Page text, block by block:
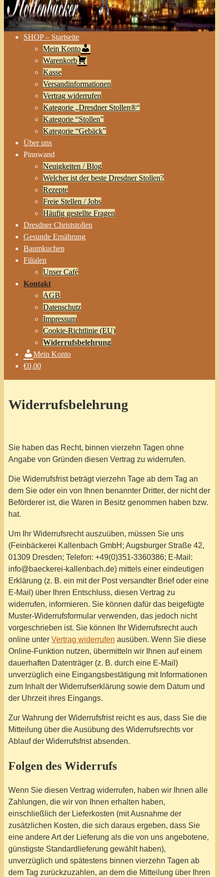
SHOP – Startseite
Mein Konto
Warenkorb
Kasse
Versandinformationen
Vertrag widerrufen
Kategorie „Dresdner Stollen®“
Kategorie “Stollen”
Kategorie “Gebäck”
Über uns
Pinnwand
Neuigkeiten / Blog
Welcher ist der beste Dresdner Stollen?
Rezepte
Freie Stellen / Jobs
Häufig gestellte Fragen
Dresdner Christstollen
Gesunde Ernährung
Baumkuchen
Filialen
Unser Café
Kontakt
AGB
Datenschutz
Impressum
Cookie-Richtlinie (EU)
Widerrufsbelehrung
Mein Konto
€0,00
Widerrufsbelehrung
Sie haben das Recht, binnen vierzehn Tagen ohne
Angabe von Gründen diesen Vertrag zu widerrufen.
Die Widerrufsfrist beträgt vierzehn Tage ab dem Tag an
dem Sie oder ein von Ihnen benannter Dritter, der nicht der
Beförderer ist, die Waren in Besitz genommen haben bzw.
hat.
Um Ihr Widerrufsrecht auszuüben, müssen Sie uns
(Feinbäckerei Kallenbach GmbH; Augsburger Straße 42,
01309 Dresden; Telefon: +49(0)351-3360386; E-Mail:
info@baeckerei-kallenbach.de) mittels einer eindeutigen
Erklärung (z. B. ein mit der Post versandter Brief oder eine
E-Mail) über Ihren Entschluss, diesen Vertrag zu
widerrufen, informieren. Sie können dafür das beigefügte
Muster-Widerrufsformular verwenden, das jedoch nicht
vorgeschrieben ist. Sie können Ihr Widerrufsrecht auch
online unter Vertrag widerrufen ausüben. Wenn Sie diese
Online-Funktion nutzen, übermitteln wir Ihnen auf einem
dauerhaften Datenträger (z. B. durch eine E-Mail)
unverzüglich eine Eingangsbestätigung mit Informationen
zum Inhalt der Widerrufserklärung sowie dem Datum und
der Uhrzeit ihres Eingangs.
Zur Wahrung der Widerrufsfrist reicht es aus, dass Sie die
Mitteilung über die Ausübung des Widerrufsrechts vor
Ablauf der Widerrufsfrist absenden.
Folgen des Widerrufs
Wenn Sie diesen Vertrag widerrufen, haben wir Ihnen alle
Zahlungen, die wir von Ihnen erhalten haben,
einschließlich der Lieferkosten (mit Ausnahme der
zusätzlichen Kosten, die sich daraus ergeben, dass Sie
eine andere Art der Lieferung als die von uns angebotene,
günstigste Standardlieferung gewählt haben),
unverzüglich und spätestens binnen vierzehn Tagen ab
dem Tag zurückzuzahlen, an dem die Mitteilung über Ihren